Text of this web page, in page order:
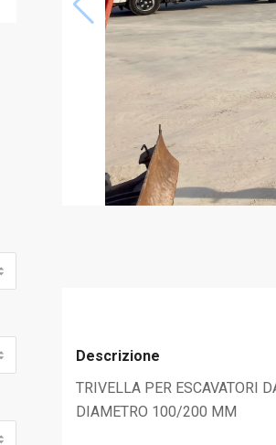
Descrizione
TRIVELLA PER ESCAVATORI
DIAMETRO 100/200 MM